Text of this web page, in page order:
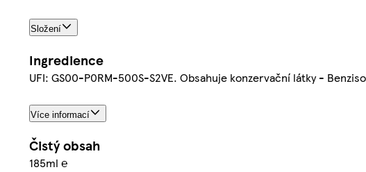
Složení
Ingredience
UFI: GS00-P0RM-500S-S2VE. Obsahuje konzervační látky -
Více informací
Čistý obsah
185ml ℮